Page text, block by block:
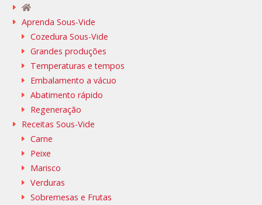
Aprenda Sous-Vide
Cozedura Sous-Vide
Grandes produções
Temperaturas e tempos
Embalamento a vácuo
Abatimento rápido
Regeneração
Receitas Sous-Vide
Carne
Peixe
Marisco
Verduras
Sobremesas e Frutas